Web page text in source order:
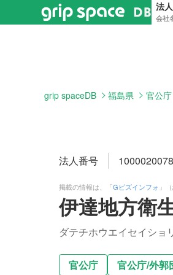
法
会社
grip spaceDB 福島県 官公庁
法人番号
掲載の情報は、「Gビズインフォ 」
伊達地方衛
ダテチホウエイセイショ
官公庁 官公庁/外郭